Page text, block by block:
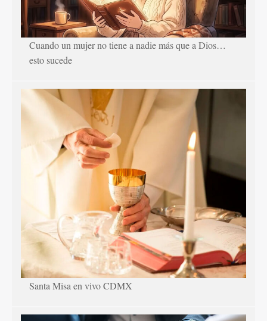
Cuando un mujer no tiene a nadie más que a Dios…
esto sucede
Santa Misa en vivo CDMX